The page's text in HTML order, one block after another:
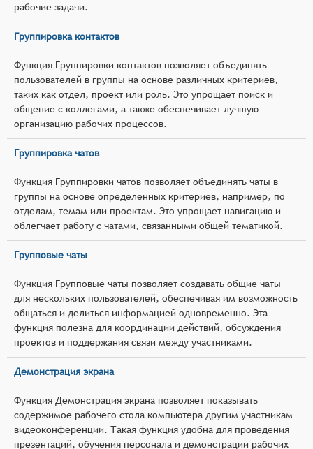
рабочие задачи.
Группировка контактов
Функция Группировки контактов позволяет объединять
пользователей в группы на основе различных критериев,
таких как отдел, проект или роль. Это упрощает поиск и
общение с коллегами, а также обеспечивает лучшую
организацию рабочих процессов.
Группировка чатов
Функция Группировки чатов позволяет объединять чаты в
группы на основе определённых критериев, например, по
отделам, темам или проектам. Это упрощает навигацию и
облегчает работу с чатами, связанными общей тематикой.
Групповые чаты
Функция Групповые чаты позволяет создавать общие чаты
для нескольких пользователей, обеспечивая им возможность
общаться и делиться информацией одновременно. Эта
функция полезна для координации действий, обсуждения
проектов и поддержания связи между участниками.
Демонстрация экрана
Функция Демонстрация экрана позволяет показывать
содержимое рабочего стола компьютера другим участникам
видеоконференции. Такая функция удобна для проведения
презентаций, обучения персонала и демонстрации рабочих